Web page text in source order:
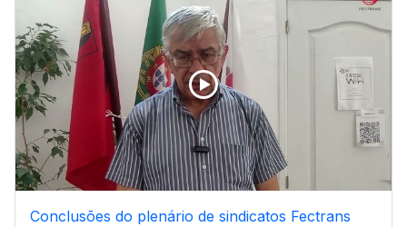
Conclusões do plenário de sindicatos Fectrans